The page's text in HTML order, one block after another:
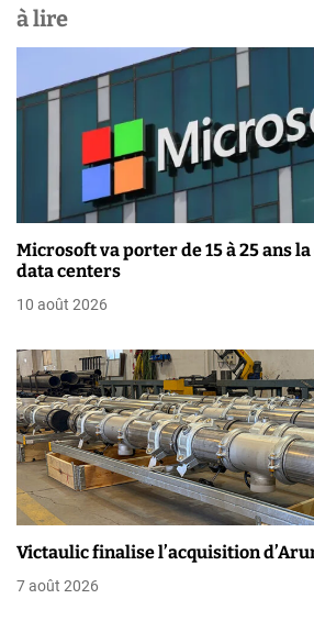
a
i
d
e
l
’
a
r
t
i
c
à lire
Microsoft va porter de 15 à 25 ans
data centers
10 août 2026
Victaulic finalise l’acquisition
7 août 2026